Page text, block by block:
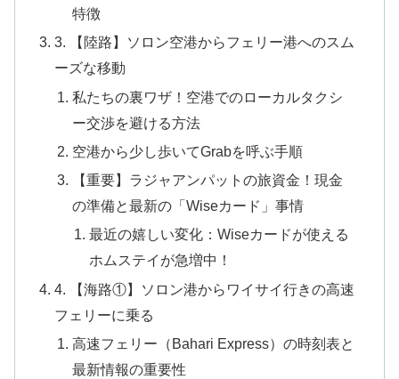
特徴
3. 【陸路】ソロン空港からフェリー港へのスム
ーズな移動
私たちの裏ワザ！空港でのローカルタクシ
ー交渉を避ける方法
空港から少し歩いてGrabを呼ぶ手順
【重要】ラジャアンパットの旅資金！現金
の準備と最新の「Wiseカード」事情
最近の嬉しい変化：Wiseカードが使える
ホムステイが急増中！
4. 【海路①】ソロン港からワイサイ行きの高速
フェリーに乗る
高速フェリー（Bahari Express）の時刻表と
最新情報の重要性